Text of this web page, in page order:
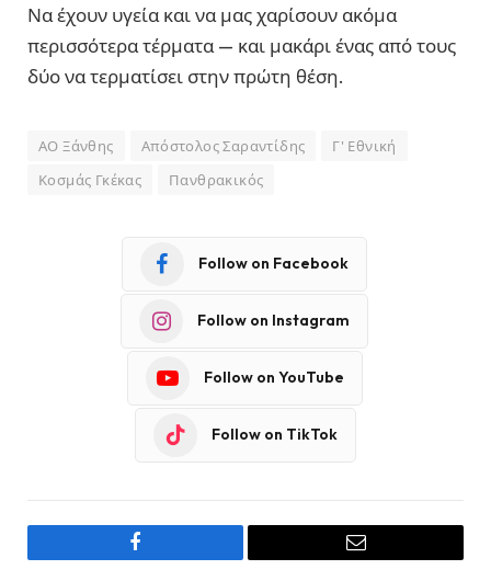
Να έχουν υγεία και να μας χαρίσουν ακόμα
περισσότερα τέρματα — και μακάρι ένας από τους
δύο να τερματίσει στην πρώτη θέση.
ΑΟ Ξάνθης Απόστολος Σαραντίδης
Γ' Εθνική
Κοσμάς Γκέκας
Πανθρακικός
Follow on Facebook
Follow on Instagram
Follow on YouTube
Follow on TikTok
Facebook Email